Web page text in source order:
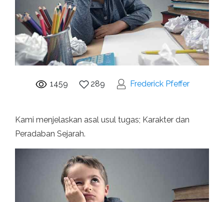
1459 289 Frederick Pfeffer
Kami menjelaskan asal usul tugas; Karakter dan
Peradaban Sejarah.